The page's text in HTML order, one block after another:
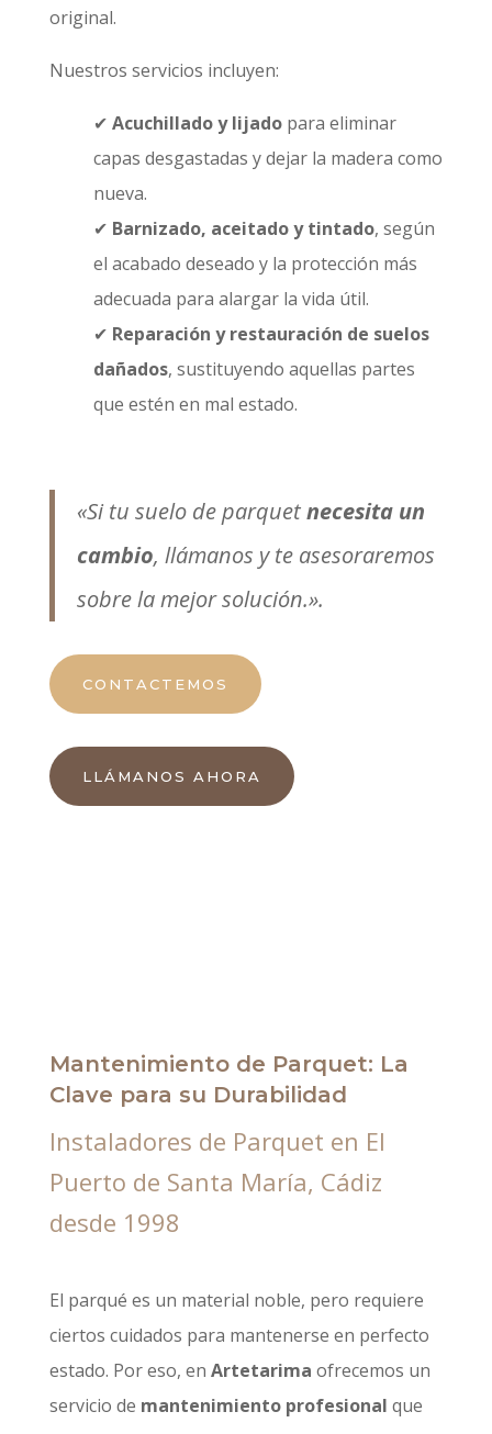
original.
Nuestros servicios incluyen:
✔ Acuchillado y lijadopara eliminar
capas desgastadas y dejar la madera como
nueva.
✔ Barnizado, aceitado y tintado, según
el acabado deseado y la protección más
adecuada para alargar la vida útil.
✔ Reparación y restauración de suelos
dañados, sustituyendo aquellas partes
que estén en mal estado.
«Si tu suelo de parquetnecesita un
cambio, llámanos y te asesoraremos
sobre la mejor solución.».
CONTACTEMOS
LLÁMANOS AHORA
Mantenimiento de Parquet: La
Clave para su Durabilidad
Instaladores de Parquet en El
Puerto de Santa María, Cádiz
desde 1998
El parqué es un material noble, pero requiere
ciertos cuidados para mantenerse en perfecto
estado. Por eso, en Artetarima ofrecemos un
servicio de mantenimiento profesional que